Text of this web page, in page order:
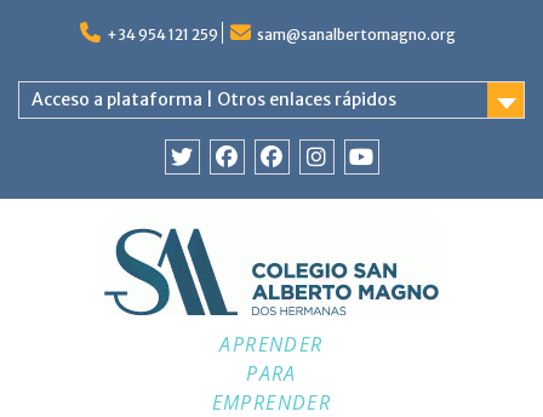
+34 954 121 259 sam@sanalbertomagno.org
Acceso a plataforma | Otros enlaces rápidos
APRENDER
PARA
EMPRENDER